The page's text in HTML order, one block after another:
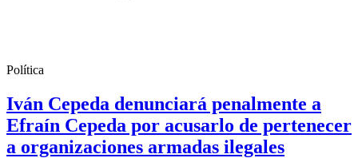
Política
Iván Cepeda denunciará penalmente a
Efraín Cepeda por acusarlo de pertenecer
a organizaciones armadas ilegales